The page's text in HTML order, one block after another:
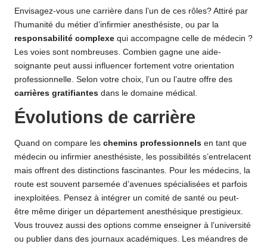
Envisagez-vous une carrière dans l’un de ces rôles? Attiré par
l’humanité du métier d’infirmier anesthésiste, ou par la
responsabilité complexe qui accompagne celle de médecin ?
Les voies sont nombreuses. Combien gagne une aide-
soignante peut aussi influencer fortement votre orientation
professionnelle. Selon votre choix, l’un ou l’autre offre des
carrières gratifiantes dans le domaine médical.
Évolutions de carrière
Quand on compare les chemins professionnels en tant que
médecin ou infirmier anesthésiste, les possibilités s’entrelacent
mais offrent des distinctions fascinantes. Pour les médecins, la
route est souvent parsemée d’avenues spécialisées et parfois
inexploitées. Pensez à intégrer un comité de santé ou peut-
être même diriger un département anesthésique prestigieux.
Vous trouvez aussi des options comme enseigner à l’université
ou publier dans des journaux académiques. Les méandres de